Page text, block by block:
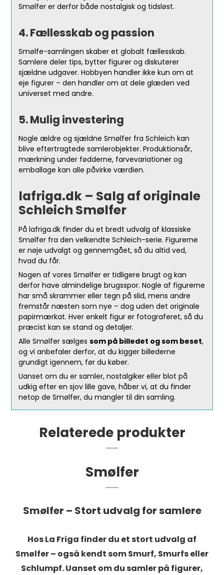
Smølfer er derfor både nostalgisk og tidsløst.
4. Fællesskab og passion
Smølfe-samlingen skaber et globalt fællesskab.
Samlere deler tips, bytter figurer og diskuterer
sjældne udgaver. Hobbyen handler ikke kun om at
eje figurer – den handler om at dele glæden ved
universet med andre.
5. Mulig investering
Nogle ældre og sjældne Smølfer fra Schleich kan
blive eftertragtede samlerobjekter. Produktionsår,
mærkning under fødderne, farvevariationer og
emballage kan alle påvirke værdien.
lafriga.dk – Salg af originale
Schleich Smølfer
På lafriga.dk finder du et bredt udvalg af klassiske
Smølfer fra den velkendte Schleich-serie. Figurerne
er nøje udvalgt og gennemgået, så du altid ved,
hvad du får.
Nogen af vores Smølfer er tidligere brugt og kan
derfor have almindelige brugsspor. Nogle af figurerne
har små skrammer eller tegn på slid, mens andre
fremstår næsten som nye – dog uden det originale
papirmærkat. Hver enkelt figur er fotograferet, så du
præcist kan se stand og detaljer.
Alle Smølfer sælgessom på billedet og som beset,
og vi anbefaler derfor, at du kigger billederne
grundigt igennem, før du køber.
Uanset om du er samler, nostalgiker eller blot på
udkig efter en sjov lille gave, håber vi, at du finder
netop de Smølfer, du mangler til din samling.
Relaterede produkter
Smølfer
Smølfer – Stort udvalg for samlere
Hos La Friga finder du et stort udvalg af
Smølfer – også kendt som Smurf, Smurfs eller
Schlumpf. Uanset om du samler på figurer,